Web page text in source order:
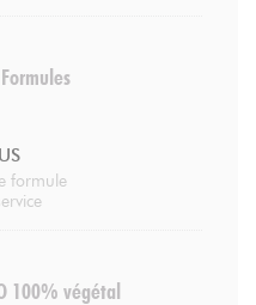
formule
100% végétal